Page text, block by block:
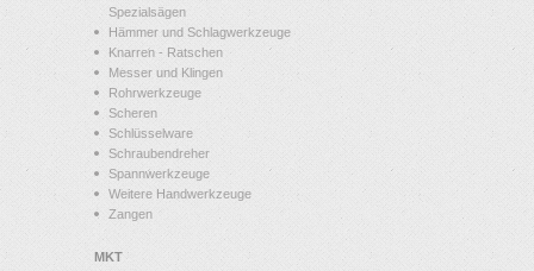
Spezialsägen
Hämmer und Schlagwerkzeuge
Knarren - Ratschen
Messer und Klingen
Rohrwerkzeuge
Scheren
Schlüsselware
Schraubendreher
Spannwerkzeuge
Weitere Handwerkzeuge
Zangen
MKT